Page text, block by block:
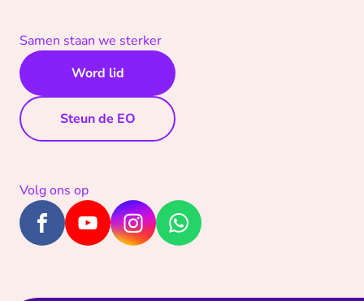
Samen staan we sterker
Word lid
Steun de EO
Volg ons op